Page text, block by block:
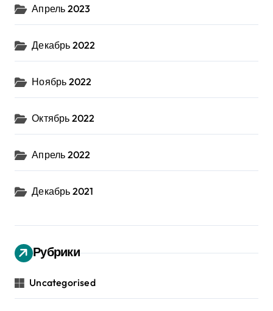
Апрель 2023
Декабрь 2022
Ноябрь 2022
Октябрь 2022
Апрель 2022
Декабрь 2021
Рубрики
Uncategorised